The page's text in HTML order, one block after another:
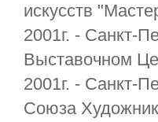
искусств
2001г. - Санкт-
Выставочном
2001г. - Санкт-
Союза